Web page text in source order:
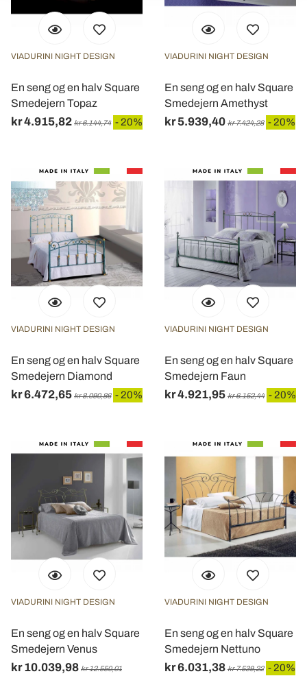
dalla Dichiarazione sui cookie.
annunci, per fornire funzionalità dei social media e per
informazioni sul modo in cui utilizza il nostro sito con i
nostri partner che si occupano di analisi dei dati web,
pubblicità e social media, i quali potrebbero combinarle
VIADURINI NIGHT DESIGN
En seng og en halv Square
Smedejern Topaz
kr 4.915,82 kr 6.144,74 - 20%
VIADURINI NIGHT DESIGN
En seng og en halv Square
Smedejern Amethyst
kr 5.939,40 kr 7.424,28 - 20%
VIADURINI NIGHT DESIGN
En seng og en halv Square
Smedejern Diamond
kr 6.472,65 kr 8.090,86 - 20%
VIADURINI NIGHT DESIGN
En seng og en halv Square
Smedejern Faun
kr 4.921,95 kr 6.152,44 - 20%
VIADURINI NIGHT DESIGN
En seng og en halv Square
Smedejern Venus
kr 10.039,98 kr 12.550,01
VIADURINI NIGHT DESIGN
En seng og en halv Square
Smedejern Nettuno
kr 6.031,38 kr 7.539,22 - 20%